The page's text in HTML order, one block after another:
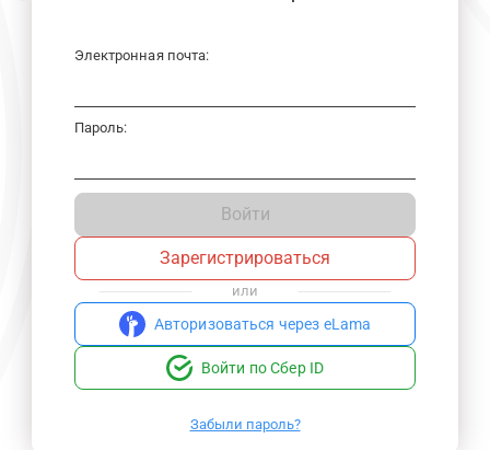
Электронная почта:
Пароль:
Войти
Зарегистрироваться
или
Авторизоваться через eLama
Войти по Сбер ID
Забыли пароль?